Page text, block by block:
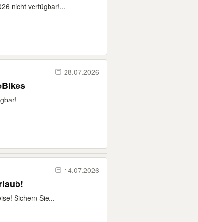
nicht verfügbar!...
28.07.2026
14.07.2026
Sichern Sie...